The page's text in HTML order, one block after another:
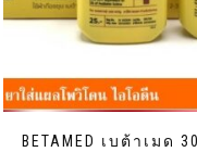
BETAMED เบต้าเมด